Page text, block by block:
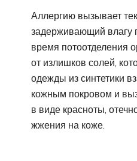
Аллергию вызывает
задерживающий влагу
время потоотделения
от излишков солей,
одежды из синтетики
кожным покровом и
в виде красноты,
жжения на коже.